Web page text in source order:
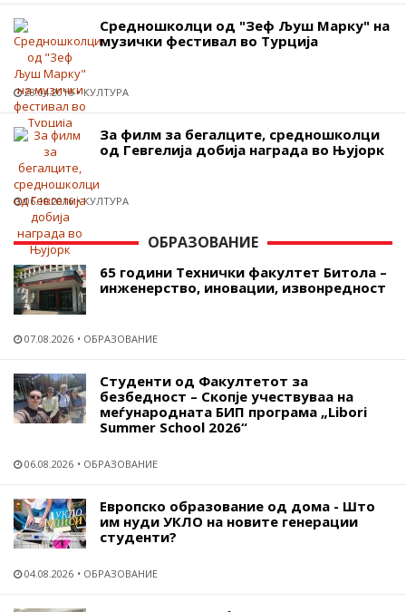
Средношколци од "Зеф Љуш Марку" на
музички фестивал во Турција
28.04.2016 КУЛТУРА
За филм за бегалците, средношколци
од Гевгелија добија награда во Њујорк
06.10.2016 КУЛТУРА
ОБРАЗОВАНИЕ
65 години Технички факултет Битола –
инженерство, иновации, извонредност
07.08.2026 ОБРАЗОВАНИЕ
Студенти од Факултетот за
безбедност – Скопје учествуваа на
меѓународната БИП програма „Libori
Summer School 2026“
06.08.2026 ОБРАЗОВАНИЕ
Европско образование од дома - Што
им нуди УКЛО на новите генерации
студенти?
04.08.2026 ОБРАЗОВАНИЕ